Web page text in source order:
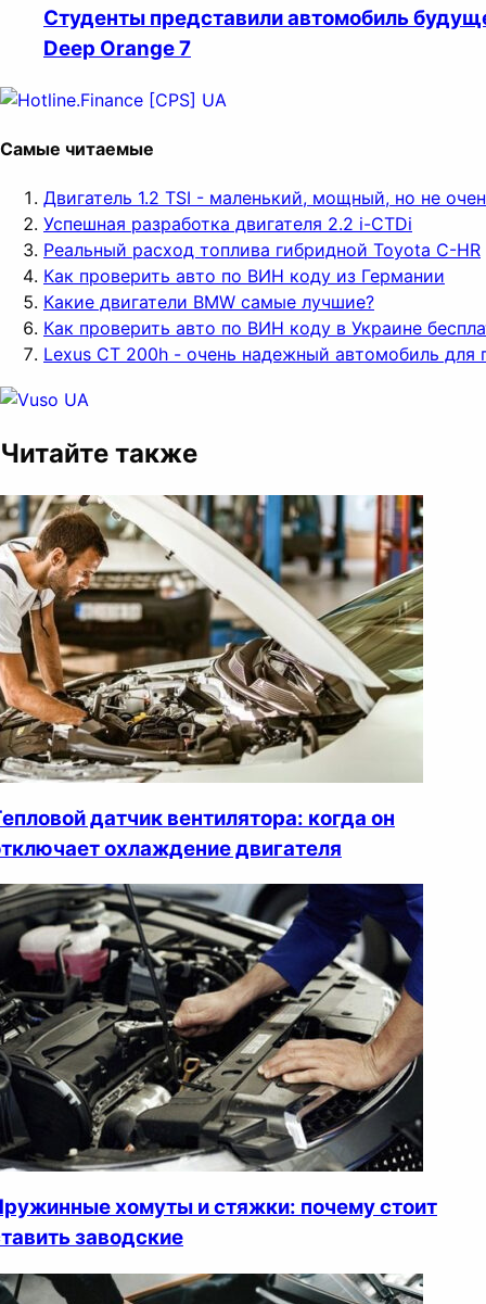
Студенты представили автомобиль
Deep Orange 7
Самые читаемые
Двигатель 1.2 TSI - маленький, мощный, но не
Успешная разработка двигателя 2.2 i-CTDi
Реальный расход топлива гибридной Toyota C-HR
Как проверить авто по ВИН коду из Германии
Какие двигатели BMW самые лучшие?
Как проверить авто по ВИН коду в Украине
Lexus CT 200h - очень надежный автомобиль для
Читайте также
датчик вентилятора: когда он
охлаждение двигателя
хомуты и стяжки: почему стоит
заводские